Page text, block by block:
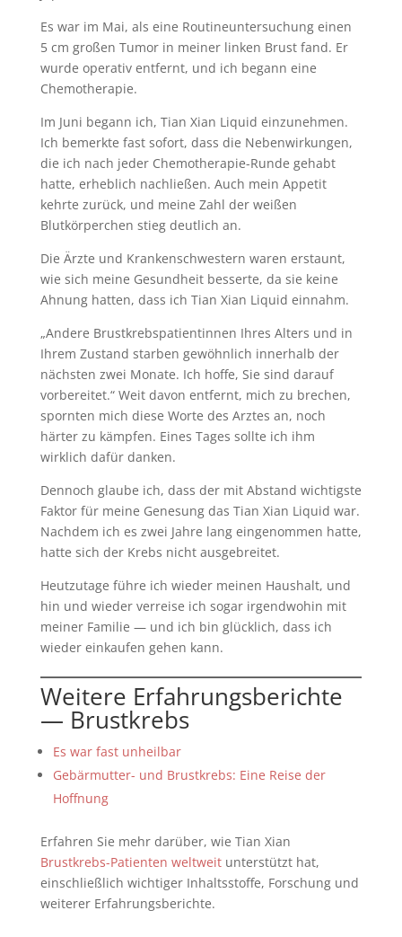
Es war im Mai, als eine Routineuntersuchung einen
5 cm großen Tumor in meiner linken Brust fand. Er
wurde operativ entfernt, und ich begann eine
Chemotherapie.
Im Juni begann ich, Tian Xian Liquid einzunehmen.
Ich bemerkte fast sofort, dass die Nebenwirkungen,
die ich nach jeder Chemotherapie-Runde gehabt
hatte, erheblich nachließen. Auch mein Appetit
kehrte zurück, und meine Zahl der weißen
Blutkörperchen stieg deutlich an.
Die Ärzte und Krankenschwestern waren erstaunt,
wie sich meine Gesundheit besserte, da sie keine
Ahnung hatten, dass ich Tian Xian Liquid einnahm.
„Andere Brustkrebspatientinnen Ihres Alters und in
Ihrem Zustand starben gewöhnlich innerhalb der
nächsten zwei Monate. Ich hoffe, Sie sind darauf
vorbereitet.“ Weit davon entfernt, mich zu brechen,
spornten mich diese Worte des Arztes an, noch
härter zu kämpfen. Eines Tages sollte ich ihm
wirklich dafür danken.
Dennoch glaube ich, dass der mit Abstand wichtigste
Faktor für meine Genesung das Tian Xian Liquid war.
Nachdem ich es zwei Jahre lang eingenommen hatte,
hatte sich der Krebs nicht ausgebreitet.
Heutzutage führe ich wieder meinen Haushalt, und
hin und wieder verreise ich sogar irgendwohin mit
meiner Familie — und ich bin glücklich, dass ich
wieder einkaufen gehen kann.
Weitere Erfahrungsberichte
— Brustkrebs
Es war fast unheilbar
Gebärmutter- und Brustkrebs: Eine Reise der
Hoffnung
Erfahren Sie mehr darüber, wie Tian Xian
Brustkrebs-Patienten weltweitunterstützt hat,
einschließlich wichtiger Inhaltsstoffe, Forschung und
weiterer Erfahrungsberichte.